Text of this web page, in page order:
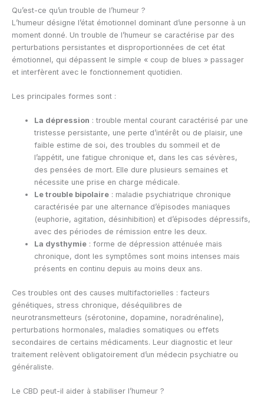
Qu’est-ce qu’un trouble de l’humeur ?
L’humeur désigne l’état émotionnel dominant d’une personne à un
moment donné. Un trouble de l’humeur se caractérise par des
perturbations persistantes et disproportionnées de cet état
émotionnel, qui dépassent le simple « coup de blues » passager
et interfèrent avec le fonctionnement quotidien.
Les principales formes sont :
La dépression : trouble mental courant caractérisé par une
tristesse persistante, une perte d’intérêt ou de plaisir, une
faible estime de soi, des troubles du sommeil et de
l’appétit, une fatigue chronique et, dans les cas sévères,
des pensées de mort. Elle dure plusieurs semaines et
nécessite une prise en charge médicale.
Le trouble bipolaire : maladie psychiatrique chronique
caractérisée par une alternance d’épisodes maniaques
(euphorie, agitation, désinhibition) et d’épisodes dépressifs,
avec des périodes de rémission entre les deux.
La dysthymie : forme de dépression atténuée mais
chronique, dont les symptômes sont moins intenses mais
présents en continu depuis au moins deux ans.
Ces troubles ont des causes multifactorielles : facteurs
génétiques, stress chronique, déséquilibres de
neurotransmetteurs (sérotonine, dopamine, noradrénaline),
perturbations hormonales, maladies somatiques ou effets
secondaires de certains médicaments. Leur diagnostic et leur
traitement relèvent obligatoirement d’un médecin psychiatre ou
généraliste.
Le CBD peut-il aider à stabiliser l’humeur ?